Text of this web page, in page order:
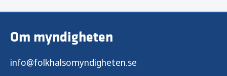
Om myndigheten
info@folkhalsomyndigheten.se